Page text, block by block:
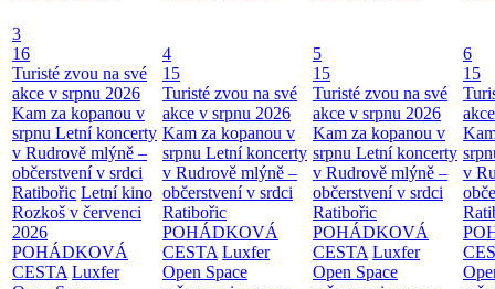
3
16
Turisté zvou na své
akce v srpnu 2026
Kam za kopanou v
srpnu Letní koncerty
v Rudrově mlýně –
občerstvení v srdci
Ratibořic Letní kino
Rozkoš v červenci
2026
POHÁDKOVÁ
CESTA Luxfer
4
15
Turisté zvou na své
akce v srpnu 2026
Kam za kopanou v
srpnu Letní koncerty
v Rudrově mlýně –
občerstvení v srdci
Ratibořic
POHÁDKOVÁ
CESTA Luxfer
Open Space
5
15
Turisté zvou na své
akce v srpnu 2026
Kam za kopanou v
srpnu Letní koncerty
v Rudrově mlýně –
občerstvení v srdci
Ratibořic
POHÁDKOVÁ
CESTA Luxfer
Open Space
6
15
v